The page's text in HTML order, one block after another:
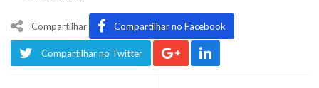
Compartilhar Compartilhar no Facebook
Compartilhar no Twitter